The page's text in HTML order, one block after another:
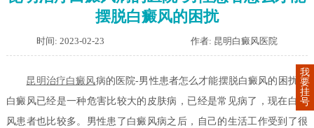
摆脱白癜风的困扰
时间: 2023-02-23 作者: 昆明白癜风医院
昆明治疗白癜风病的医院-男性患者怎么才能摆脱白癜风的困扰？
白癜风已经是一种危害比较大的皮肤病，已经是常见病了，现在白癜
风患者也比较多。男性患了白癜风病之后，自己的生活工作受到了很
我
要
挂
号